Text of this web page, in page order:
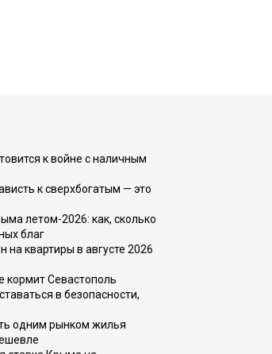
к войне с наличным
к сверхбогатым — это
летом-2026: как, сколько
благ
квартиры в августе 2026
кормит Севастополь
в безопасности,
одним рынком жилья